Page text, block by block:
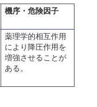
機序・危険因子
薬理学的相互作用
により降圧作用を
増強させることが
ある。